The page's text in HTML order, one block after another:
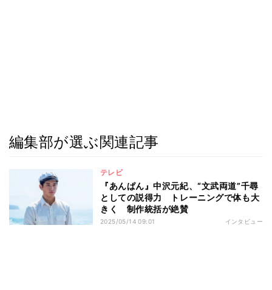
編集部が選ぶ関連記事
テレビ
『あんぱん』中沢元紀、“文武両道”千尋
としての説得力 トレーニングで体も大
きく 制作統括が絶賛
2025/05/14 09:01 インタビュー